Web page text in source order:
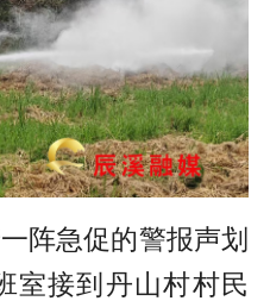
阵急促的警报声划
室接到丹山村村民